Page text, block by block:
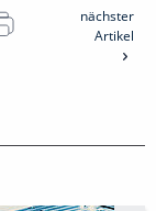
nächster
Artikel